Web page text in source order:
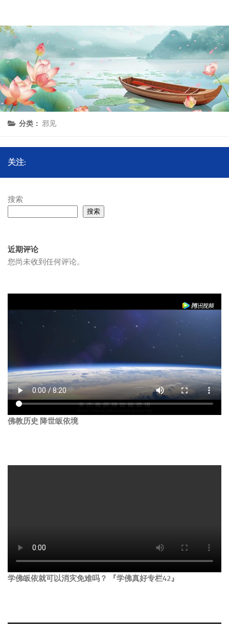
分类： 邪见
关注:
搜索
搜索
近期评论
您尚未收到任何评论。
佛教历史 降世皈依境
学佛皈依就可以消灾免难吗？ 『学佛真好专栏42』